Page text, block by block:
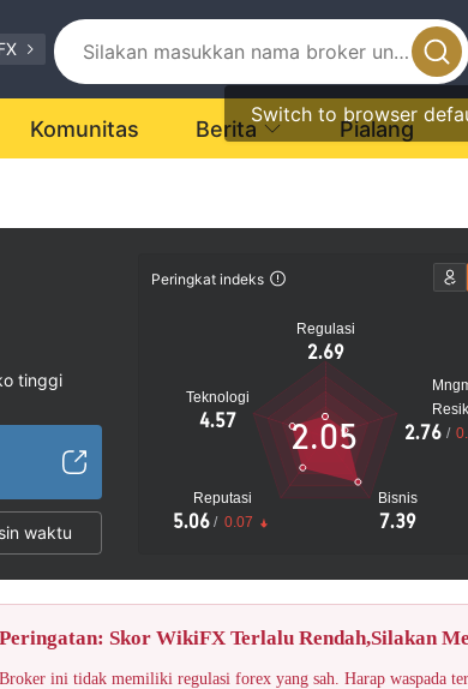
Switch to browser
Komunitas Berita Pialang
tinggi
waktu
Peringkat indeks
Regulasi
2.69
Teknologi
4.57
Reputasi
5.06 / 0.07
Bisnis
7.39
2.76 /
2.05
Peringatan: Skor WikiFX Terlalu Rendah,Silakan
Broker ini tidak memiliki regulasi forex yang sah. Harap waspada